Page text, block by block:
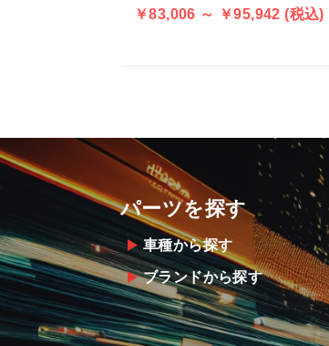
尚、やむを得ず同等品・
お客様のお支払い方法に
￥83,006 ～ ￥95,942 (税込)
パーツを探す
車種から探す
ブランドから探す